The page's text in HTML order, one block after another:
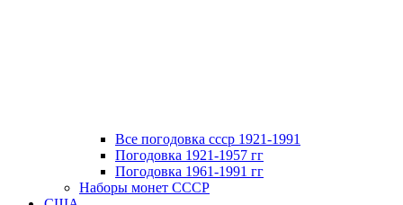
Все погодовка ссср 1921-1991
Погодовка 1921-1957 гг
Погодовка 1961-1991 гг
Наборы монет СССР